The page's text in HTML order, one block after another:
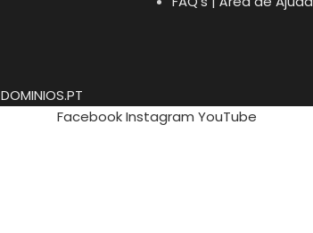
DOMINIOS.PT
FacebookInstagram YouTube